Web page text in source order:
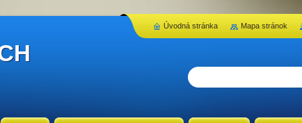
Úvodná stránka Mapa stránok